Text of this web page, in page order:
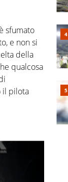
sfumato
e non si
della
qualcosa
il pilota